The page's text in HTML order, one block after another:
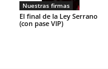
Nuestras firmas
El final de la Ley Serrano
(con pase VIP)